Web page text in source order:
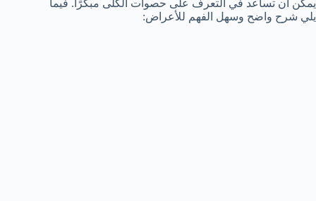
يمكن أن تساعد في التعرف على حصوات الكلى مبكرًا. فيما
يلي شرح واضح وسهل الفهم للأعراض: